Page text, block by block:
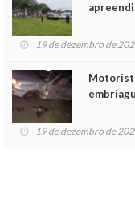
crianças
19 de dezembro de
feridos
19 de dezembro de